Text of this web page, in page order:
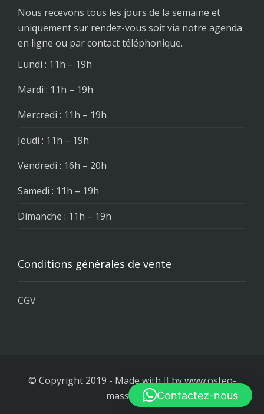
Nous recevons tous les jours de la semaine et
uniquement sur rendez-vous soit via notre agenda
en ligne ou par contact téléphonique.
Lundi : 11h – 19h
Mardi : 11h – 19h
Mercredi : 11h – 19h
Jeudi : 11h – 19h
Vendredi : 16h – 20h
Samedi : 11h – 19h
Dimanche : 11h – 19h
Conditions générales de vente
CGV
© Copyright 2019 - Made with bywww.osteo-
massage.beContactez-nous